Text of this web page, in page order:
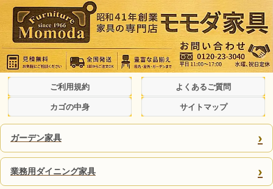
ご利用規約 よくあるご質問
カゴの中身 サイトマップ
ガーデン家具 ›
業務用ダイニング家具 ›